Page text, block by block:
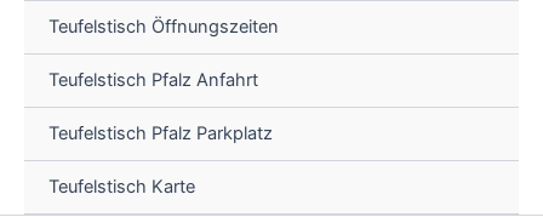
Teufelstisch Öffnungszeiten
Teufelstisch Pfalz Anfahrt
Teufelstisch Pfalz Parkplatz
Teufelstisch Karte